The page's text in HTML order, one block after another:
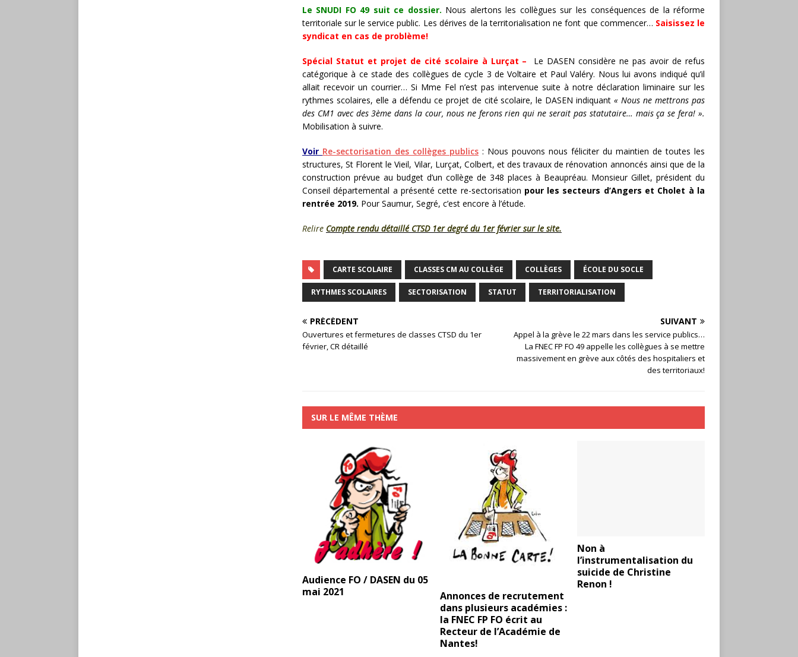
Le SNUDI FO 49 suit ce dossier. Nous alertons les collègues sur les conséquences de la réforme
territoriale sur le service public. Les dérives de la territorialisation ne font que commencer… Saisissez le
syndicat en cas de problème!
Spécial Statut et projet de cité scolaire à Lurçat –
Le DASEN considère ne pas avoir de refus
catégorique à ce stade des collègues de cycle 3 de Voltaire et Paul Valéry. Nous lui avons indiqué qu’il
allait recevoir un courrier… Si Mme Fel n’est pas intervenue suite à notre déclaration liminaire sur les
rythmes scolaires, elle a défendu ce projet de cité scolaire, le DASEN indiquant« Nous ne mettrons pas
des CM1 avec des 3ème dans la cour, nous ne ferons rien qui ne serait pas statutaire… mais ça se fera! ».
Mobilisation à suivre.
Voir Re-sectorisation des collèges publics : Nous pouvons nous féliciter du maintien de toutes les
structures, St Florent le Vieil, Vilar, Lurçat, Colbert, et des travaux de rénovation annoncés ainsi que de la
construction prévue au budget d’un collège de 348 places à Beaupréau. Monsieur Gillet, président du
Conseil départemental a présenté cette re-sectorisation pour les secteurs d’Angers et Cholet à la
rentrée 2019. Pour Saumur, Segré, c’est encore à l’étude.
Relire Compte rendu détaillé CTSD 1er degré du 1er février sur le site.
CARTE SCOLAIRE CLASSES CM AU COLLÈGE COLLÈGES ÉCOLE DU SOCLE
RYTHMES SCOLAIRES SECTORISATION STATUT TERRITORIALISATION
PRÉCÉDENT
Ouvertures et fermetures de classes CTSD du 1er
février, CR détaillé
SUIVANT
Appel à la grève le 22 mars dans les service publics…
La FNEC FP FO 49 appelle les collègues à se mettre
massivement en grève aux côtés des hospitaliers et
des territoriaux!
SUR LE MÊME THÈME
Audience FO / DASEN du 05
mai 2021
Annonces de recrutement
dans plusieurs académies :
la FNEC FP FO écrit au
Recteur de l’Académie de
Nantes!
Non à
l’instrumentalisation du
suicide de Christine
Renon !